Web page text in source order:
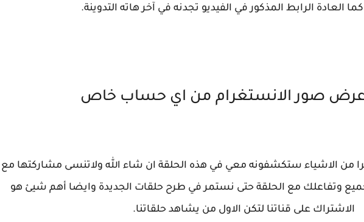
العادة الرابط المذكور في الفيديو تجدنه في آخر هاته التدوينة.
عرض صور الانستغرام من اي حساب خاص
من الاشياء ستكشفونه معي في هذه الحلقة ان شاء الله ولاتنسى مشاركتها مع
وتفاعلك مع الحلقة حتى نستمر في طرح حلقات الجديدة وايضا أهم شيئ هو
الاشتراك على قناتنا لتكن الاول من يشاهد حلقاتنا.